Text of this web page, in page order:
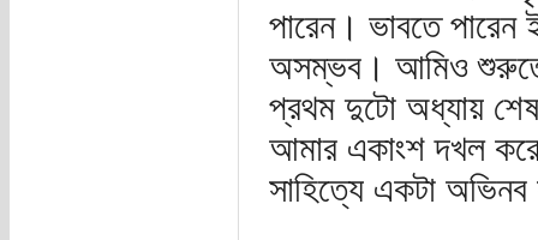
পারেন। ভাবতে
অসম্ভব। আমিও শুরুতে
প্রথম দুটো অধ্যায়
আমার একাংশ দখল
সাহিত্যে একটা